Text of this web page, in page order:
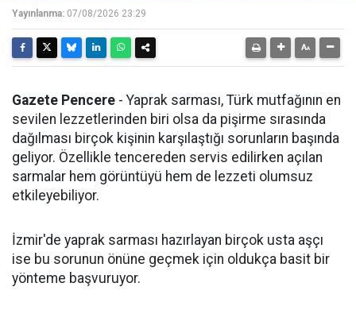
Yayınlanma: 07/08/2026 23:29
Gazete Pencere - Yaprak sarması, Türk mutfağının en
sevilen lezzetlerinden biri olsa da pişirme sırasında
dağılması birçok kişinin karşılaştığı sorunların başında
geliyor. Özellikle tencereden servis edilirken açılan
sarmalar hem görüntüyü hem de lezzeti olumsuz
etkileyebiliyor.
İzmir'de yaprak sarması hazırlayan birçok usta aşçı
ise bu sorunun önüne geçmek için oldukça basit bir
yönteme başvuruyor.